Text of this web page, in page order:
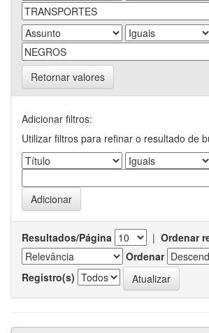
Retornar valores
Adicionar filtros:
Utilizar filtros para refinar o resultado de
Resultados/Página | Ordenar
Ordenar
Registro(s)